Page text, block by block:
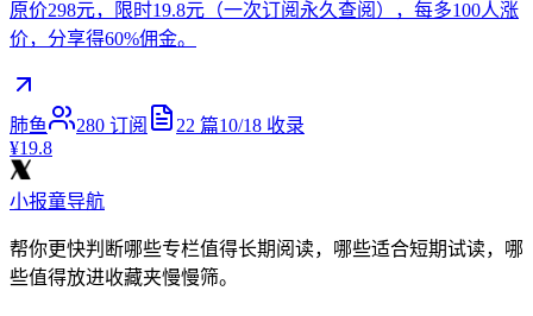
原价298元，限时19.8元（一次订阅永久查阅），每多100人涨
价，分享得60%佣金。
肺鱼 280 订阅 22 篇10/18 收录
¥19.8
小报童导航
帮你更快判断哪些专栏值得长期阅读，哪些适合短期试读，哪
些值得放进收藏夹慢慢筛。